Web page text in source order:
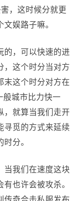
，这时候分就更
娱路子嘛。
，可以快速的进
，这个时分当对方
末这个时分对方在
般城市比力快一
，就算当我们走开
寻觅的方式来延续
分。
我们在速度这块
也许会被攻杀。